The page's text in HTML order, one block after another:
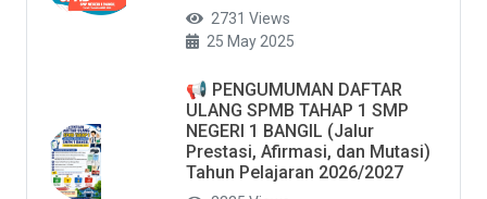
2731 Views
25 May 2025
📢 PENGUMUMAN DAFTAR
ULANG SPMB TAHAP 1 SMP
NEGERI 1 BANGIL (Jalur
Prestasi, Afirmasi, dan Mutasi)
Tahun Pelajaran 2026/2027